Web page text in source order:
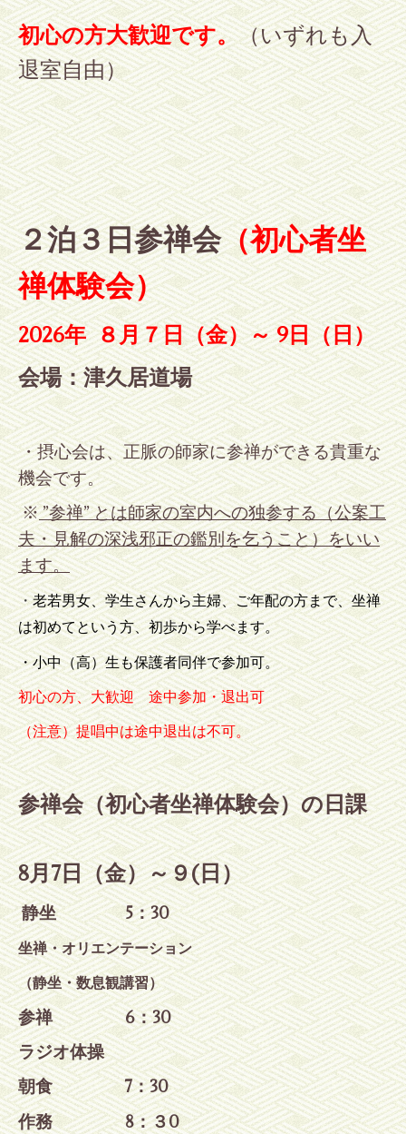
初心の方大歓迎です。（いずれも入
退室自由）
２泊３日参禅会（初心者坐
禅体験会）
2026年８月７日（金）～ 9日（日）
会場：津久居道場
・摂心会は、正脈の師家に参禅ができる貴重な
機会です。
※”参禅” とは師家の室内への独参する（公案工
夫・見解の深浅邪正の鑑別を乞うこと）をいい
ます。
・老若男女、学生さんから主婦、ご年配の方まで、坐禅
は初めてという方、初歩から学べます。
・小中（高）生も保護者同伴で参加可。
初心の方、大歓迎 途中参加・退出可
（注意）提唱中は途中退出は不可。
参禅会（初心者坐禅体験会）の日課
8月7日（金）～９(日）
静坐 5：30
坐禅・オリエンテーション
（静坐・数息観講習）
参禅 6：30
ラジオ体操
朝食 7：30
作務 8：３0